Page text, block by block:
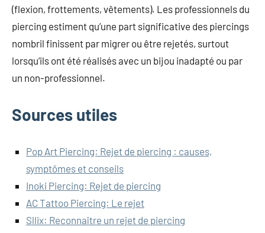
(flexion, frottements, vêtements). Les professionnels du
piercing estiment qu’une part significative des piercings
nombril finissent par migrer ou être rejetés, surtout
lorsqu’ils ont été réalisés avec un bijou inadapté ou par
un non-professionnel.
Sources utiles
Pop Art Piercing: Rejet de piercing : causes,
symptômes et conseils
Inoki Piercing: Rejet de piercing
AC Tattoo Piercing: Le rejet
Sllix: Reconnaître un rejet de piercing